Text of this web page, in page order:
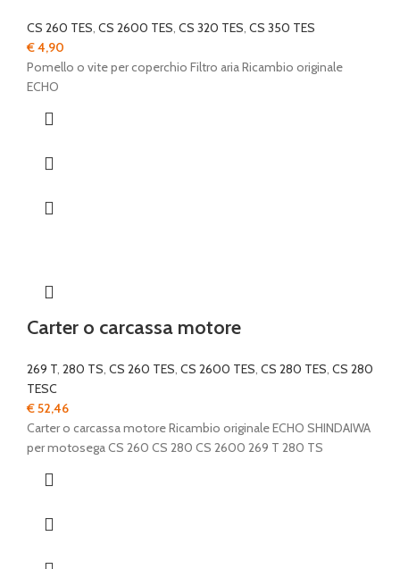
CS 260 TES, CS 2600 TES, CS 320 TES, CS 350 TES
€4,90
Pomello o vite per coperchio Filtro aria Ricambio originale
ECHO
Carter o carcassa motore
269 T, 280 TS, CS 260 TES, CS 2600 TES, CS 280 TES, CS 280
TESC
€52,46
Carter o carcassa motore Ricambio originale ECHO SHINDAIWA
per motosega CS 260 CS 280 CS 2600 269 T 280 TS